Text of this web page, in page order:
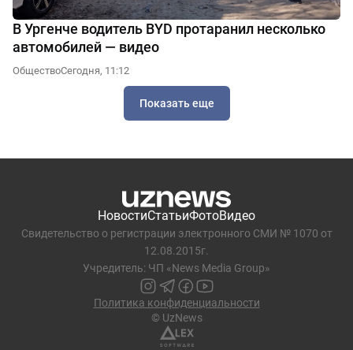
В Ургенче водитель BYD протаранил несколько
автомобилей — видео
ОбществоСегодня, 11:12
Показать еще
НовостиСтатьиФотоВидео
Свидетельство о регистрации электронного СМИ № 1070 от
12.08.2015г.
Учредитель: ЧП «News Media Group»
Политика конфиденциальности
© UzNews